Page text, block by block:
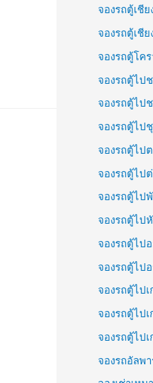
จองรถตู้เชีย
จองรถตู้เชีย
จองรถตู้โค
จองรถตู้ไป
จองรถตู้ไป
จองรถตู้ไป
จองรถตู้ไป
จองรถตู้ไป
จองรถตู้ไป
จองรถตู้ไป
จองรถตู้ไป
จองรถตู้ไป
จองรถตู้ไป
จองรถตู้ไปเ
จองรถตู้ไปเ
จองรถอัลพ